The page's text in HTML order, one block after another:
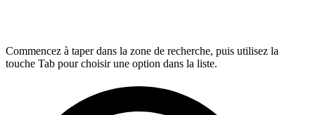
Commencez à taper dans la zone de recherche, puis utilisez la
touche Tab pour choisir une option dans la liste.